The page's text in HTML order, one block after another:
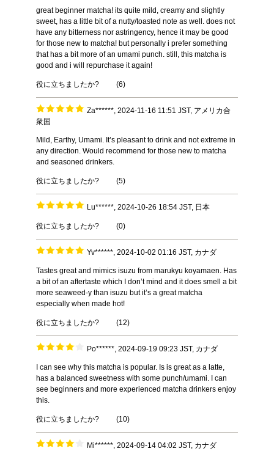
great beginner matcha! its quite mild, creamy and slightly
sweet, has a little bit of a nutty/toasted note as well. does not
have any bitterness nor astringency, hence it may be good
for those new to matcha! but personally i prefer something
that has a bit more of an umami punch. still, this matcha is
good and i will repurchase it again!
役に立ちましたか? (6)
Za******, 2024-11-16 11:51 JST, アメリカ合
衆国
Mild, Earthy, Umami. It’s pleasant to drink and not extreme in
any direction. Would recommend for those new to matcha
and seasoned drinkers.
役に立ちましたか? (5)
Lu******, 2024-10-26 18:54 JST, 日本
役に立ちましたか? (0)
Yv******, 2024-10-02 01:16 JST, カナダ
Tastes great and mimics isuzu from marukyu koyamaen. Has
a bit of an aftertaste which I don’t mind and it does smell a bit
more seaweed-y than isuzu but it’s a great matcha
especially when made hot!
役に立ちましたか? (12)
Po******, 2024-09-19 09:23 JST, カナダ
I can see why this matcha is popular. Is is great as a latte,
has a balanced sweetness with some punch/umami. I can
see beginners and more experienced matcha drinkers enjoy
this.
役に立ちましたか? (10)
Mi******, 2024-09-14 04:02 JST, カナダ